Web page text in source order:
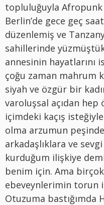
topluluğuyla Afropunk
Berlin’de gece geç
düzenlemiş ve
sahillerinde
annesinin hayatlarını
çoğu zaman mahrum
siyah ve özgür bir
varoluşsal açıdan hep
içimdeki kaçış
olma arzumun
arkadaşlıklara ve
kurduğum ilişkiye
benim için. Ama
ebeveynlerimin torun
Otuzuma bastığımda